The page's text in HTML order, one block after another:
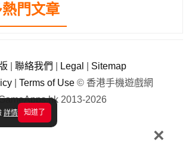
詳情 知道了
×
門文章
聯絡我們 Legal
Sitemap
Terms of Use © 香港手機遊戲網
2013-2026